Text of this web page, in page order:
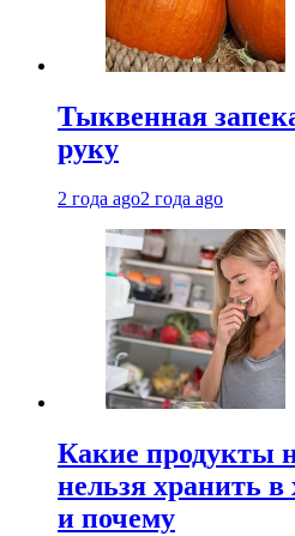
Тыквенная
руку
2 года ago2 года ago
Какие продукты
нельзя хранить в
и почему